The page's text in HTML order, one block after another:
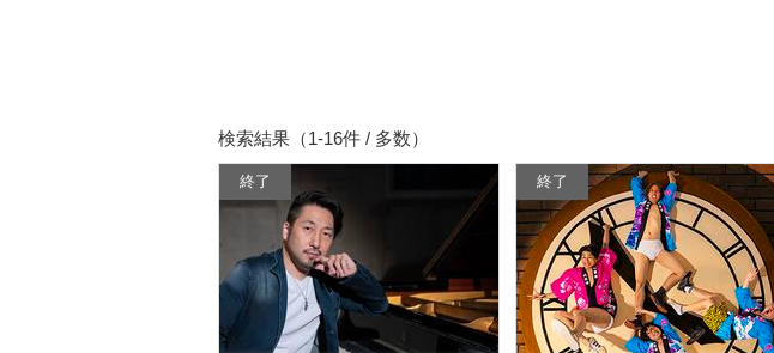
検索結果（1-16件 / 多数）
終了 終了